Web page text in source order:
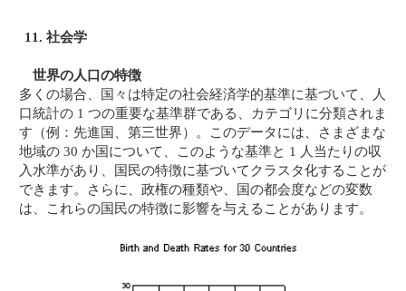
11. 社会学
世界の人口の特徴
多くの場合、国々は特定の社会経済学的基準に基づいて、人
口統計の 1 つの重要な基準群である、カテゴリに分類されま
す（例：先進国、第三世界）。このデータには、さまざまな
地域の 30 か国について、このような基準と 1 人当たりの収
入水準があり、国民の特徴に基づいてクラスタ化することが
できます。さらに、政権の種類や、国の都会度などの変数
は、これらの国民の特徴に影響を与えることがあります。